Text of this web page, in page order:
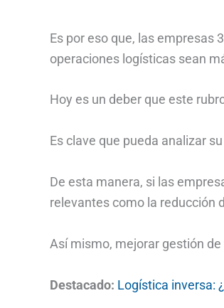
Es por eso que, las empresas
operaciones logísticas sean
Hoy es un deber que este
Es clave que pueda analizar
De esta manera, si las
relevantes como la reducción
Así mismo, mejorar gestión
Destacado: Logística inversa: